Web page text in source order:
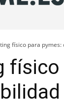
físico para